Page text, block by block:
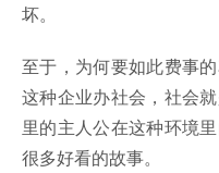
坏。
至于，为何要如此费事
这种企业办社会，社会
里的主人公在这种环境
很多好看的故事。